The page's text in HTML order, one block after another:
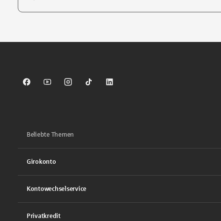
Sparkasse auf Facebook
Sparkasse auf Youtube
Sparkasse auf Instagram
Sparkasse auf TikTok
Sparkasse auf LinkedIn
Beliebte Themen
Girokonto
Kontowechselservice
Privatkredit